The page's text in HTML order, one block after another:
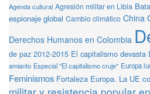
Agenda cultural Agresión militar en Libia
espionaje global Cambio climático China
Derechos Humanos en Colombia
de paz 2012-2015 El capitalismo devasta
amianto Especial "El capitalismo cruje" Europa
Feminismos Fortaleza Europa. La UE